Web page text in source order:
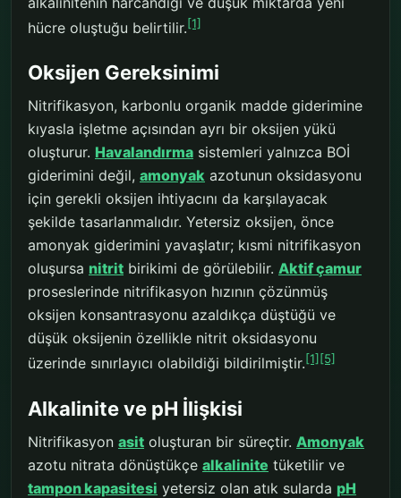
hücre oluştuğu belirtilir.[1]
Oksijen Gereksinimi
Nitrifikasyon, karbonlu organik madde giderimine
kıyasla işletme açısından ayrı bir oksijen yükü
oluşturur. Havalandırma sistemleri yalnızca BOİ
giderimini değil, amonyak azotunun oksidasyonu
için gerekli oksijen ihtiyacını da karşılayacak
şekilde tasarlanmalıdır. Yetersiz oksijen, önce
amonyak giderimini yavaşlatır; kısmi nitrifikasyon
oluşursa nitrit birikimi de görülebilir. Aktif çamur
proseslerinde nitrifikasyon hızının çözünmüş
oksijen konsantrasyonu azaldıkça düştüğü ve
düşük oksijenin özellikle nitrit oksidasyonu
üzerinde sınırlayıcı olabildiği bildirilmiştir.[1] [5]
Alkalinite ve pH İlişkisi
Nitrifikasyon asit oluşturan bir süreçtir. Amonyak
azotu nitrata dönüştükçe alkalinite tüketilir ve
tampon kapasitesi yetersiz olan atık sularda pH